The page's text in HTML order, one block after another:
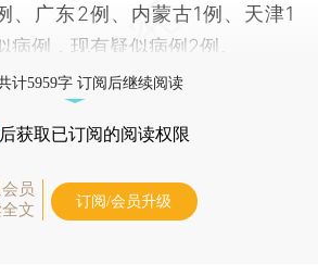
、广东2例、内蒙古1例、天津1
病例，现有疑似病例2例。
计5959字 订阅后继续阅读
后获取已订阅的阅读权限
员
文
订阅/会员升级